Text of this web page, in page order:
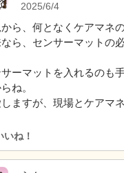
2025/6/4
ら、何となくケアマネ
ら、センサーマットの
ーマットを入れるのも
ね。
ますが、現場とケアマ
いね！